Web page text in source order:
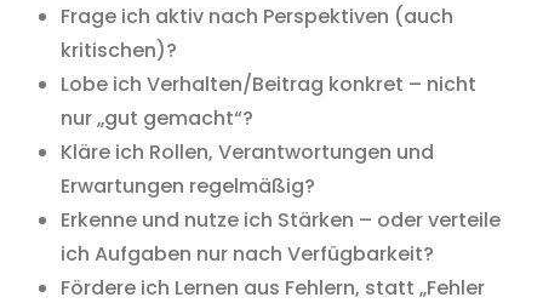
Frage ich aktiv nach Perspektiven (auch
kritischen)?
Lobe ich Verhalten/Beitrag konkret – nicht
nur „gut gemacht“?
Kläre ich Rollen, Verantwortungen und
Erwartungen regelmäßig?
Erkenne und nutze ich Stärken – oder verteile
ich Aufgaben nur nach Verfügbarkeit?
Fördere ich Lernen aus Fehlern, statt „Fehler